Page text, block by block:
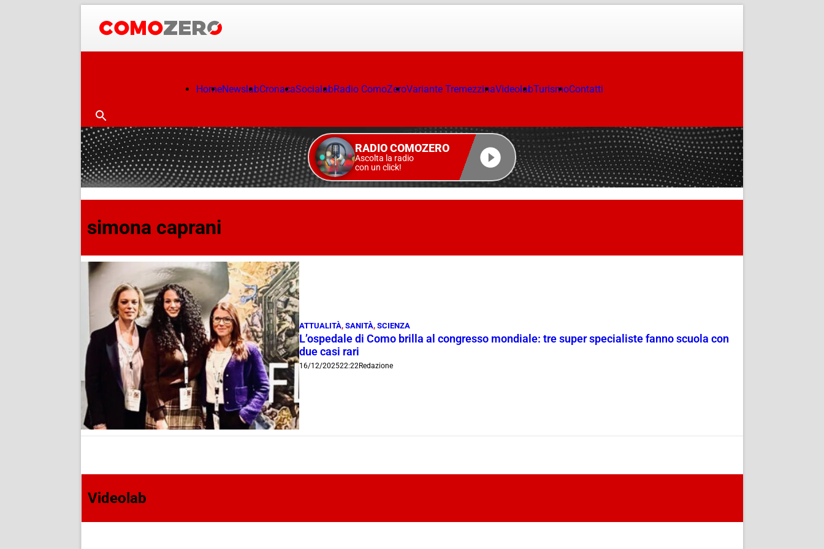
HomeNewslabCronacaSocialabRadio ComoZeroVariante TremezzinaVideolabTurismoContatti
RADIO COMOZERO
Ascolta la radio
con un click!
simona caprani
ATTUALITÀ,SANITÀ,SCIENZA
L’ospedale di Como brilla al congresso mondiale: tre super specialiste fanno scuola con
due casi rari
16/12/202522:22Redazione
Videolab